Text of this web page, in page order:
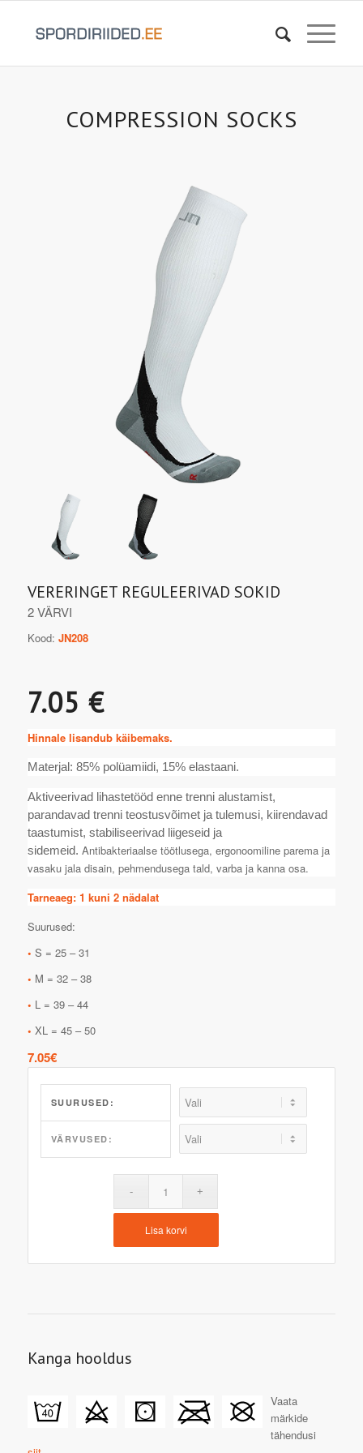
COMPRESSION SOCKS
VERERINGET REGULEERIVAD SOKID
2 VÄRVI
Kood: JN208
7.05 €
Hinnale lisandub käibemaks.
Materjal: 85% polüamiidi, 15% elastaani.
Aktiveerivad lihastetööd enne trenni alustamist,
parandavad trenni teostusvõimet ja tulemusi, kiirendavad
taastumist, stabiliseerivad liigeseid ja
sidemeid. Antibakteriaalse töötlusega, ergonoomiline parema ja
vasaku jala disain, pehmendusega tald, varba ja kanna osa.
Tarneaeg: 1 kuni 2 nädalat
Suurused:
• S = 25 – 31
• M = 32 – 38
• L = 39 – 44
• XL = 45 – 50
7.05€
SUURUSED:
VÄRVUSED:
Lisa korvi
Kanga hooldus
Vaata
märkide
tähendusi